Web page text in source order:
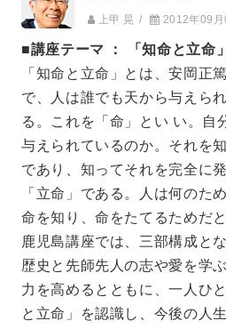
上甲 晃 / 2012年09月
■講座テーマ ： 「知命と立命」
「知命と立命」とは、安岡正
で、人は誰でも天から与えら
る。これを「命」とい い。自
与えられているのか。それを
であり、知ってそれを完全に
「立命」である。人は何のた
命を知り、命をたてるためだ
鹿児島講座では、三部構成と
歴史と先師先人の志や愛を学
力を高めるとともに、一人ひ
と立命」を認識し、今後の人